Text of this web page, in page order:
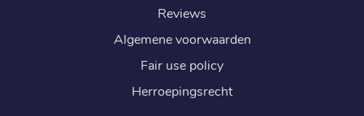
Reviews
Algemene voorwaarden
Fair use policy
Herroepingsrecht